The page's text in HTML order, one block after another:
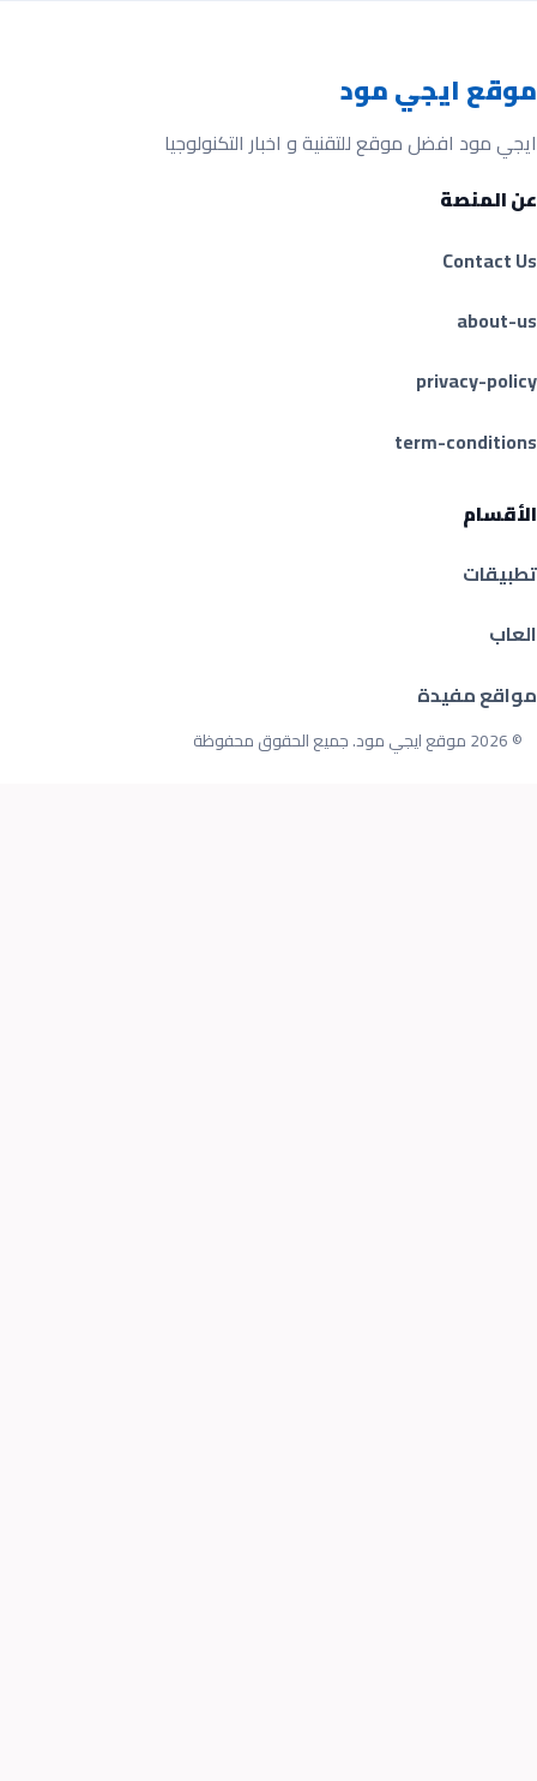
موقع ايجي مود
ايجي مود افضل موقع للتقنية و اخبار التكنولوجيا
عن المنصة
Contact Us
about-us
privacy-policy
term-conditions
الأقسام
تطبيقات
العاب
مواقع مفيدة
© 2026 موقع ايجي مود. جميع الحقوق محفوظة